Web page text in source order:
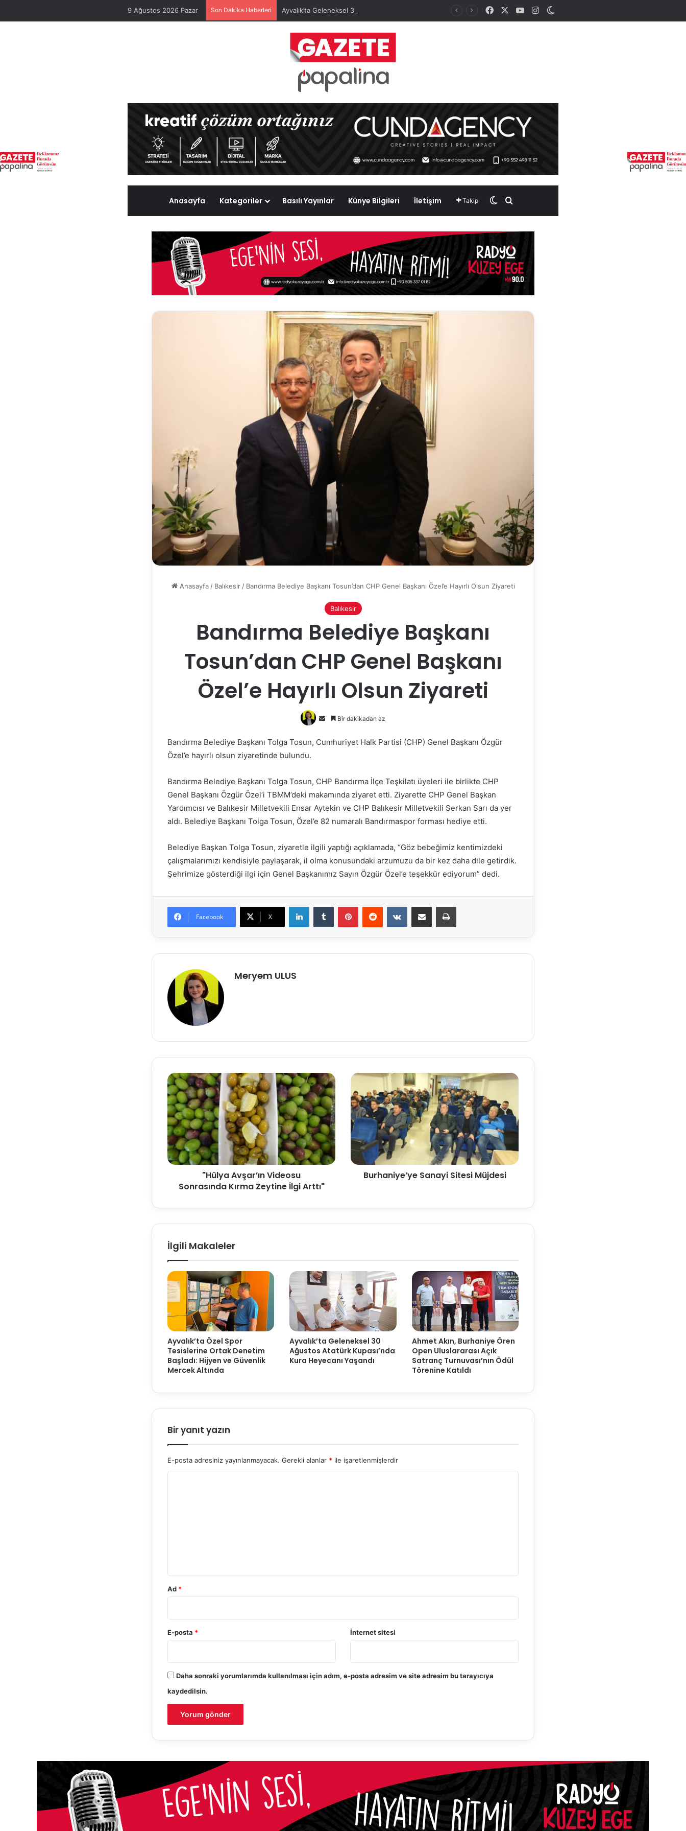
9 Ağustos 2026 Pazar Son Dakika Haberleri FacebookYouTubeInstagramDış görünümü değiştir
Anasayfa Kategoriler Basılı Yayınlar Künye Bilgileri İletişim Takip Dış görünümü değiştir
Anasayfa / Balıkesir / Bandırma Belediye Başkanı Tosun’dan CHP Genel Başkanı Özel’e Hayırlı Olsun Ziyareti
Balıkesir
Bandırma Belediye Başkanı
Tosun’dan CHP Genel Başkanı
Özel’e Hayırlı Olsun Ziyareti
Bir
posta
Bir dakikadan az
Bandırma Belediye Başkanı Tolga Tosun, Cumhuriyet Halk Partisi (CHP) Genel Başkanı Özgür
Özel’e hayırlı olsun ziyaretinde bulundu.
Bandırma Belediye Başkanı Tolga Tosun, CHP Bandırma İlçe Teşkilatı üyeleri ile birlikte CHP
Genel Başkanı Özgür Özel’i TBMM’deki makamında ziyaret etti. Ziyarette CHP Genel Başkan
Yardımcısı ve Balıkesir Milletvekili Ensar Aytekin ve CHP Balıkesir Milletvekili Serkan Sarı da yer
aldı. Belediye Başkanı Tolga Tosun, Özel’e 82 numaralı Bandırmaspor forması hediye etti.
Belediye Başkan Tolga Tosun, ziyaretle ilgili yaptığı açıklamada, “Göz bebeğimiz kentimizdeki
çalışmalarımızı kendisiyle paylaşarak, il olma konusundaki arzumuzu da bir kez daha dile getirdik.
Şehrimize gösterdiği ilgi için Genel Başkanımız Sayın Özgür Özel’e teşekkür ediyorum” dedi.
Facebook X
LinkedInTumblr PinterestReddit VKontakteE-Posta ile paylaş Yazdır
Meryem ULUS
"Hülya Avşar’ın Videosu
Sonrasında Kırma Zeytine İlgi Arttı"
Burhaniye’ye Sanayi Sitesi Müjdesi
İlgili Makaleler
Ayvalık’ta Özel Spor
Tesislerine Ortak Denetim
Başladı: Hijyen ve Güvenlik
Mercek Altında
Ayvalık’ta Geleneksel 30
Ağustos Atatürk Kupası’nda
Kura Heyecanı Yaşandı
Ahmet Akın, Burhaniye Ören
Open Uluslararası Açık
Satranç Turnuvası’nın Ödül
Törenine Katıldı
Bir yanıt yazın
E-posta adresiniz yayınlanmayacak. Gerekli alanlar * ile işaretlenmişlerdir
Ad *
E-posta * İnternet sitesi
Daha sonraki yorumlarımda kullanılması için adım, e-posta adresim ve site adresim bu tarayıcıya
kaydedilsin.